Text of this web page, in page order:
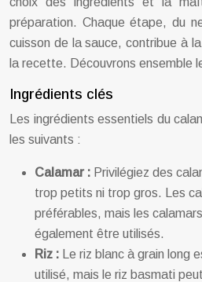
préparation. Chaque étape, du
cuisson de la sauce, contribue à
la recette. Découvrons ensemble
Ingrédients clés
Les ingrédients essentiels du
les suivants :
Calamar : Privilégiez des
trop petits ni trop gros. Les
préférables, mais les
également être utilisés.
Riz :
Le riz blanc à grain long
utilisé, mais le riz basmati